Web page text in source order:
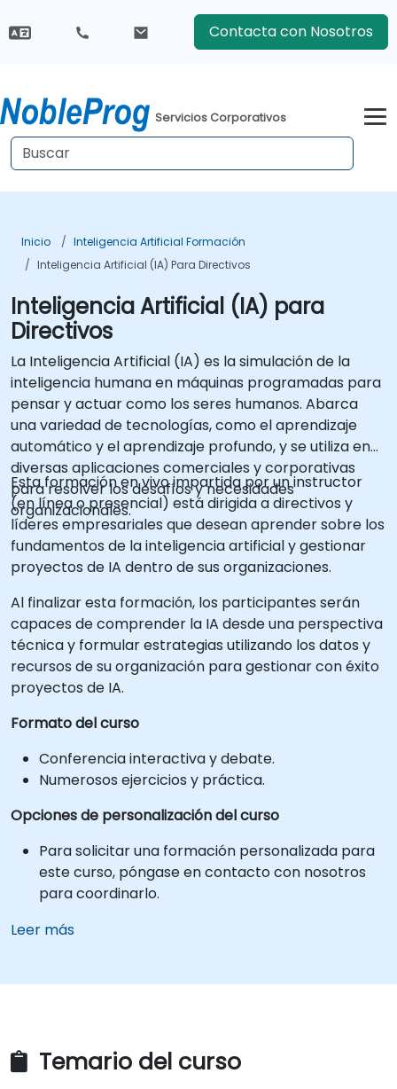
Contacta con Nosotros
Servicios Corporativos
Inicio
Inteligencia Artificial Formación
Inteligencia Artificial (IA) Para Directivos
Inteligencia Artificial (IA) para
Directivos
La Inteligencia Artificial (IA) es la simulación de la
inteligencia humana en máquinas programadas para
pensar y actuar como los seres humanos. Abarca
una variedad de tecnologías, como el aprendizaje
automático y el aprendizaje profundo, y se utiliza en
diversas aplicaciones comerciales y corporativas
para resolver los desafíos y necesidades
organizacionales.
Esta formación en vivo impartida por un instructor
(en línea o presencial) está dirigida a directivos y
líderes empresariales que desean aprender sobre los
fundamentos de la inteligencia artificial y gestionar
proyectos de IA dentro de sus organizaciones.
Al finalizar esta formación, los participantes serán
capaces de comprender la IA desde una perspectiva
técnica y formular estrategias utilizando los datos y
recursos de su organización para gestionar con éxito
proyectos de IA.
Formato del curso
Conferencia interactiva y debate.
Numerosos ejercicios y práctica.
Opciones de personalización del curso
Para solicitar una formación personalizada para
este curso, póngase en contacto con nosotros
para coordinarlo.
Leer más
Temario del curso